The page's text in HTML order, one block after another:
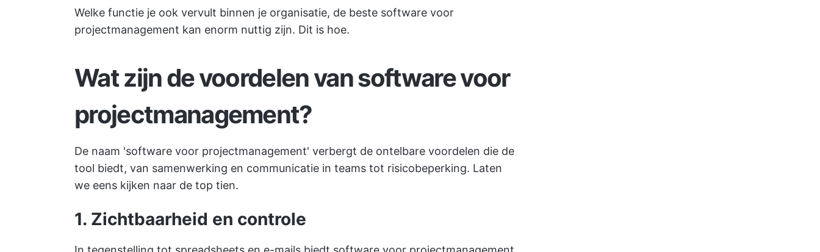
Welke functie je ook vervult binnen je organisatie, de beste software voor
projectmanagement kan enorm nuttig zijn. Dit is hoe.
Wat zijn de voordelen van software voor
projectmanagement?
De naam 'software voor projectmanagement' verbergt de ontelbare voordelen die de
tool biedt, van samenwerking en communicatie in teams tot risicobeperking. Laten
we eens kijken naar de top tien.
1. Zichtbaarheid en controle